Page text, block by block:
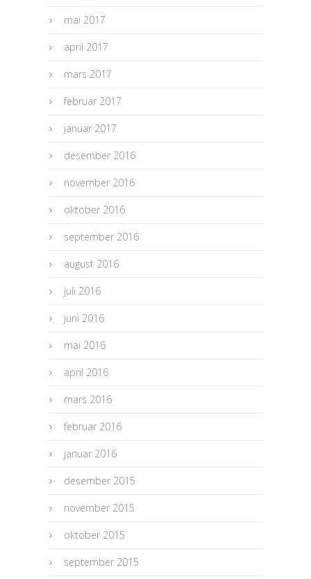
mai 2017
april 2017
mars 2017
februar 2017
januar 2017
desember 2016
november 2016
oktober 2016
september 2016
august 2016
juli 2016
juni 2016
mai 2016
april 2016
mars 2016
februar 2016
januar 2016
desember 2015
november 2015
oktober 2015
september 2015